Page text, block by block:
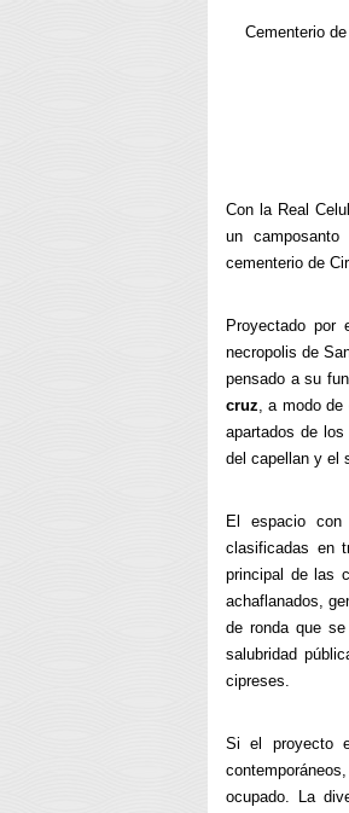
Cementerio
Con la Real
un
cementerio de
Proyectado por
necropolis de
pensado a su
cruz, a modo de
apartados de
del capellan y el
El espacio
clasificadas en
principal de las
achaflanados,
de ronda que
salubridad
cipreses.
Si el proyecto
ocupado. La